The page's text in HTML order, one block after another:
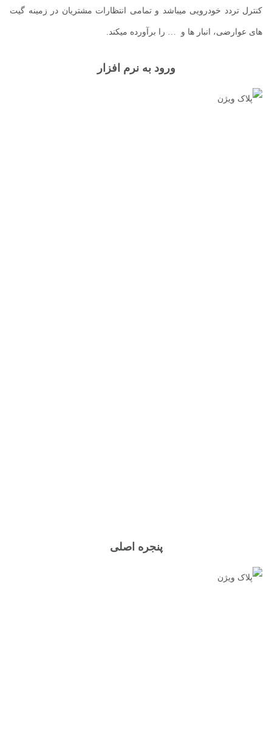
کنترل تردد خودرویی میباشد و تمامی انتظارات مشتریان در زمینه گیت
های عوارضی، انبار ها و … را برآورده میکند.
ورود به نرم افزار
پنجره اصلی